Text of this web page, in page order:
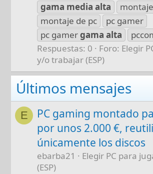
gama media alta
montaje
montaje de pc
pc gamer
pc gamergama alta
Respuestas: 0
Foro: Elegir
y/o trabajar (ESP)
Últimos mensajes
E
PC gaming montado
por unos 2.000 €,
únicamente los discos
ebarba21
Elegir PC para
(ESP)